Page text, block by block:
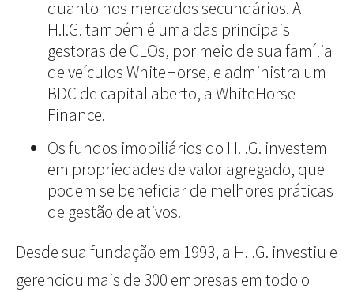
quanto nos mercados secundários. A
H.I.G. também é uma das principais
gestoras de CLOs, por meio de sua família
de veículos WhiteHorse, e administra um
BDC de capital aberto, a WhiteHorse
Finance.
Os fundos imobiliários do H.I.G. investem
em propriedades de valor agregado, que
podem se beneficiar de melhores práticas
de gestão de ativos.
Desde sua fundação em 1993, a H.I.G. investiu e
gerenciou mais de 300 empresas em todo o